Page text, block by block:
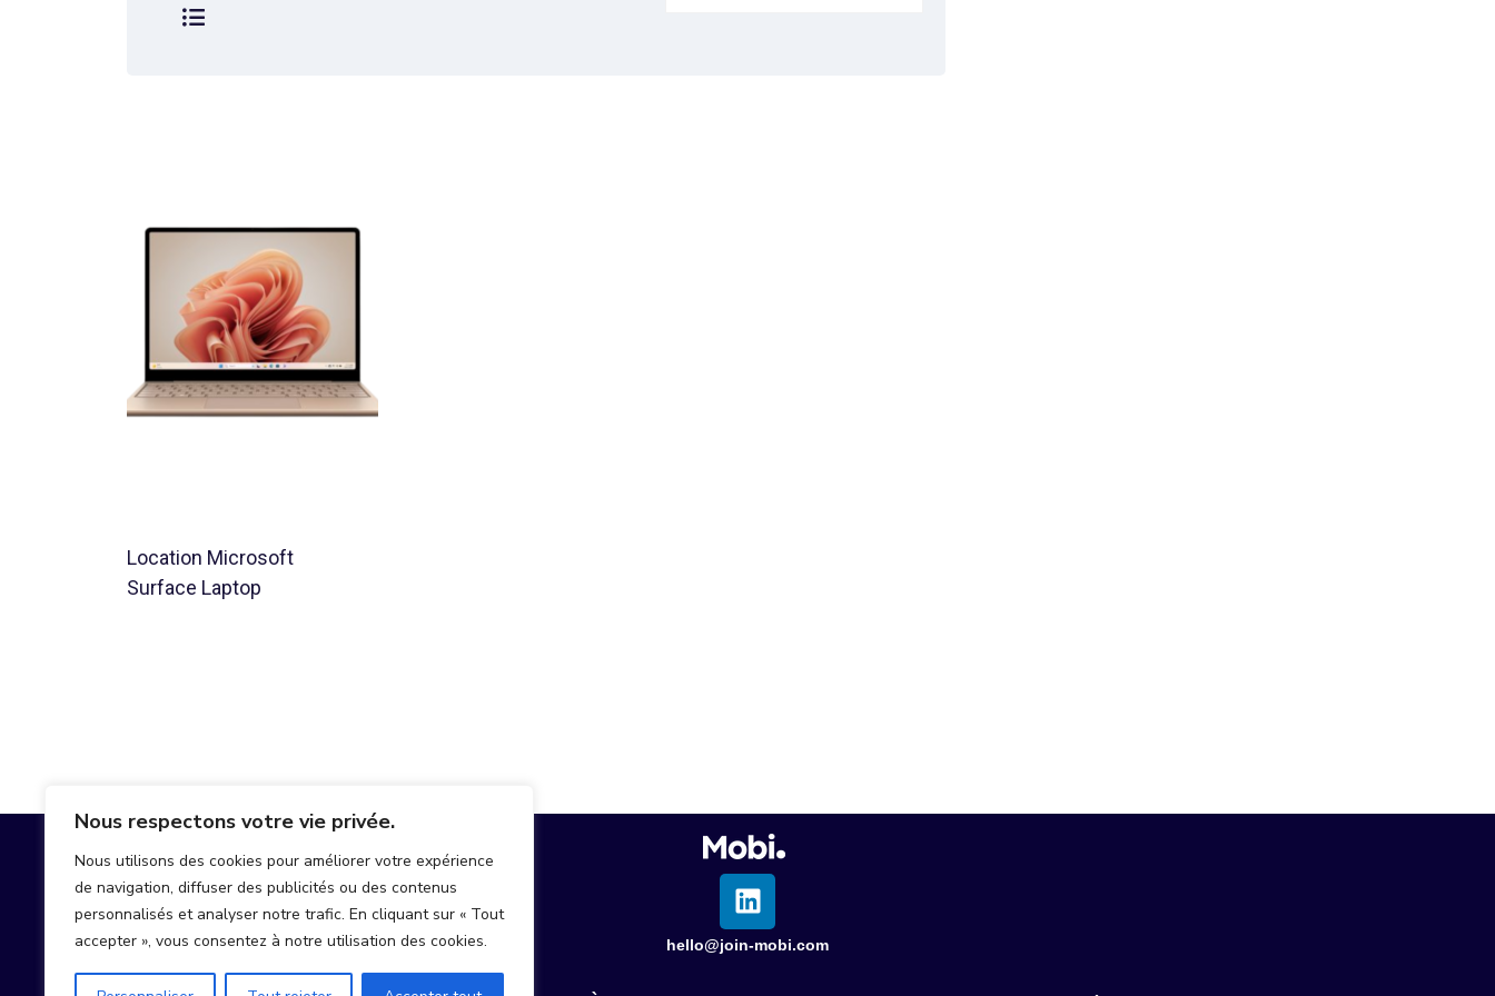
Nous respectons votre vie privée.
Nous utilisons des cookies pour améliorer votre expérience
de navigation, diffuser des publicités ou des contenus
personnalisés et analyser notre trafic. En cliquant sur « Tout
accepter », vous consentez à notre utilisation des cookies.
Location Microsoft
Surface Laptop
hello@join-mobi.com